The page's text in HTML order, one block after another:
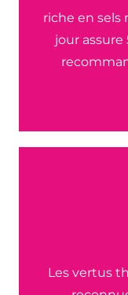
riche en sels
jour assure
Les vertus